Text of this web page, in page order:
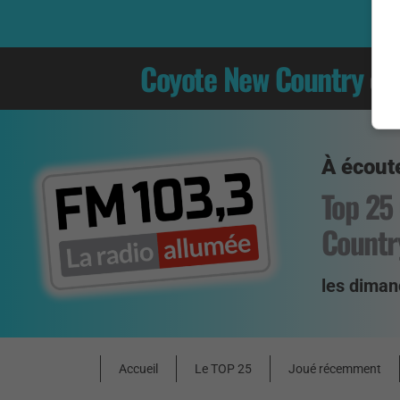
Coyote New Country
À
Top
les
Accueil Le TOP 25 Joué récemment